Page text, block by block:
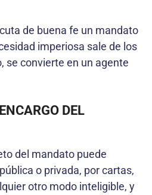
de buena fe un mandato
imperiosa sale de los
se convierte en un agente
DEL
del mandato puede
o privada, por cartas,
otro modo inteligible, y